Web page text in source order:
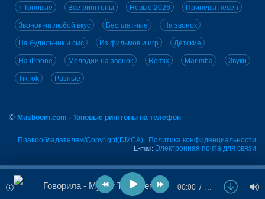
↑ Топовые Все рингтоны Новые 2026 Припевы песен
Звонок на любой вкус Бесплатные На звонок
На будильник и смс Из фильмов и игр Детские
На iPhone Мелодии на звонок Remix Marimba Звуки
TikTok Разные
© Musboom.com - Топовые рингтоны на телефон
Правообладателям/Copyright(DMCA) | Политика конфиденциальности
E-mail: Электронная почта для связи
Говорила - Мурат Тхагалегов 00:00 …